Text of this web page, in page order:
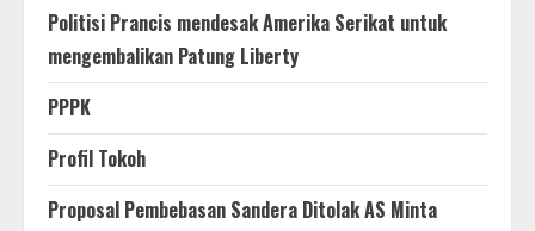
Politisi Prancis mendesak Amerika Serikat untuk
mengembalikan Patung Liberty
PPPK
Profil Tokoh
Proposal Pembebasan Sandera Ditolak AS Minta